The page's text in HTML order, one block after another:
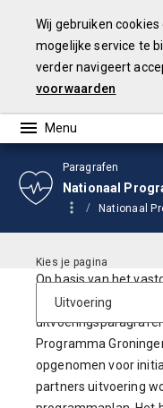
Wij gebruiken
mogelijke service te
verder navigeert
voorwaarden
Paragrafen
Nationaal
Nationaal
Op basis van het
programmaplan
Programma
opgenomen voor
partners uitvoering